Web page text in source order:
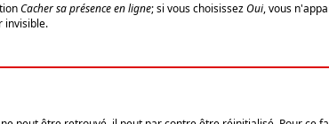
Cacher sa présence en ligne; si vous choisissezOui, vous
invisible.